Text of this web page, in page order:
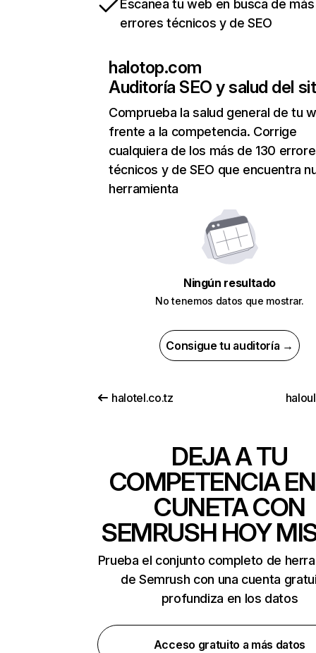
Escanea tu web en busca de
errores técnicos y de SEO
halotop.com
Auditoría SEO y salud del
Comprueba la salud general de tu
frente a la competencia. Corrige
cualquiera de los más de 130
técnicos y de SEO que encuentra
herramienta
Ningún resultado
No tenemos datos que mostrar.
Consigue tu auditoría →
halotel.co.tz
DEJA A TU
COMPETENCIA
CUNETA CON
SEMRUSH HOY
Prueba el conjunto completo de
de Semrush con una cuenta
profundiza en los datos
Acceso gratuito a más datos